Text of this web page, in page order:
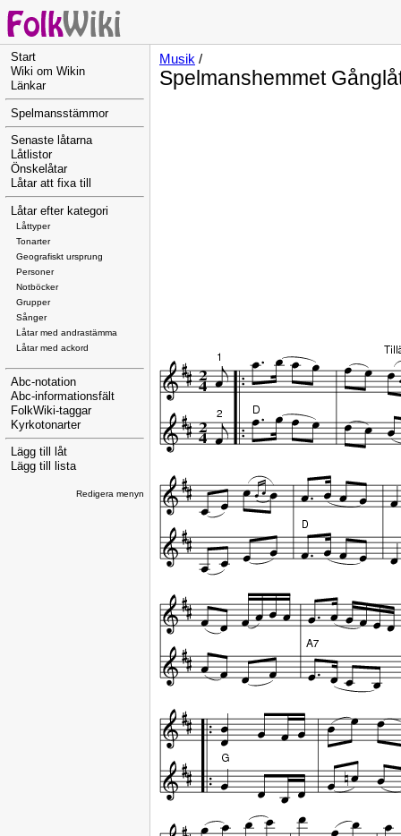
Start
Wiki om Wikin
Länkar
Spelmansstämmor
Senaste låtarna
Låtlistor
Önskelåtar
Låtar att fixa till
Låtar efter kategori
Låttyper
Tonarter
Geografiskt ursprung
Personer
Notböcker
Grupper
Sånger
Låtar med andrastämma
Låtar med ackord
Abc-notation
Abc-informationsfält
FolkWiki-taggar
Kyrkotonarter
Lägg till låt
Lägg till lista
Redigera menyn
Musik /
Spelmanshemmet